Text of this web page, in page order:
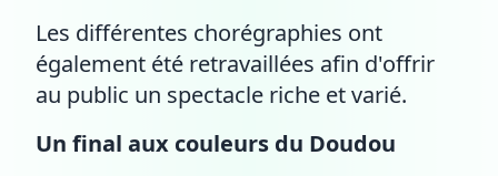
Les différentes chorégraphies ont
également été retravaillées afin d'offrir
au public un spectacle riche et varié.
Un final aux couleurs du Doudou